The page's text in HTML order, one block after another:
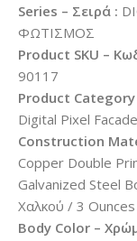
Series – Σειρά :
ΦΩΤΙΣΜΟΣ
Product SKU –
90117
Product
Digital Pixel
Construction
Copper Double
Galvanized Steel
Χαλκού / 3
Body Color –